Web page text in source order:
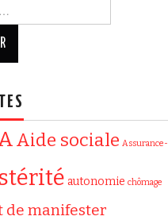
Aide sociale Assurance-
autonomie chômage
de manifester